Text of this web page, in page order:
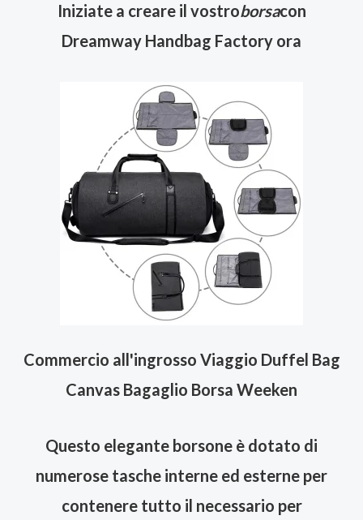
Iniziate a creare il vostroborsacon
Dreamway Handbag Factory ora
Commercio all'ingrosso Viaggio Duffel Bag
Canvas Bagaglio Borsa Weeken
Questo elegante borsone è dotato di
numerose tasche interne ed esterne per
contenere tutto il necessario per